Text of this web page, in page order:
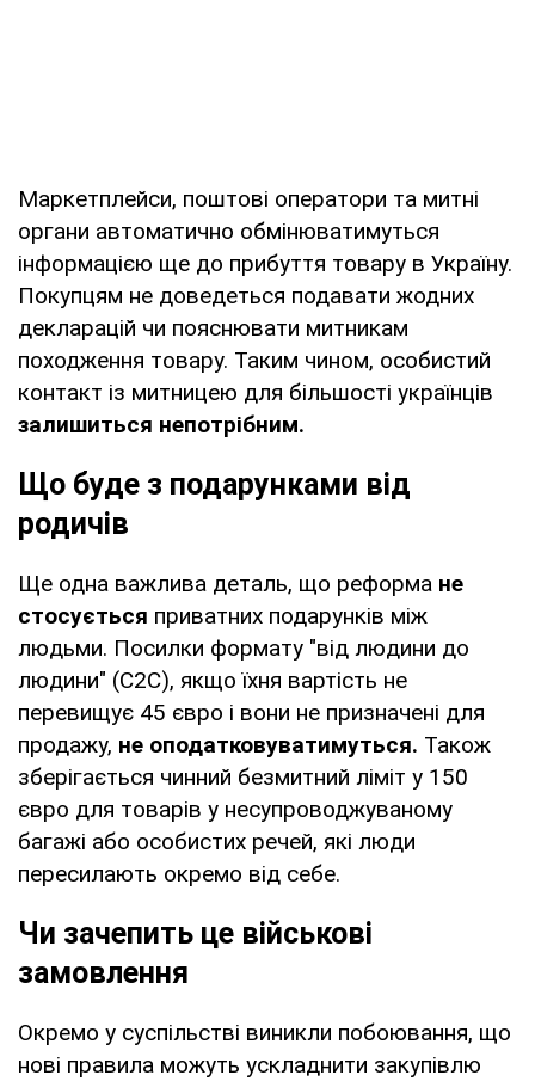
Маркетплейси, поштові оператори та митні
органи автоматично обмінюватимуться
інформацією ще до прибуття товару в Україну.
Покупцям не доведеться подавати жодних
декларацій чи пояснювати митникам
походження товару. Таким чином, особистий
контакт із митницею для більшості українців
залишиться непотрібним.
Що буде з подарунками від
родичів
Ще одна важлива деталь, що реформа не
стосується приватних подарунків між
людьми. Посилки формату "від людини до
людини" (C2C), якщо їхня вартість не
перевищує 45 євро і вони не призначені для
продажу, не оподатковуватимуться. Також
зберігається чинний безмитний ліміт у 150
євро для товарів у несупроводжуваному
багажі або особистих речей, які люди
пересилають окремо від себе.
Чи зачепить це військові
замовлення
Окремо у суспільстві виникли побоювання, що
нові правила можуть ускладнити закупівлю